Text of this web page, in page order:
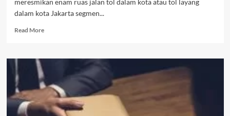
dalam kota Jakarta segmen...
Read MoreRead
Presiden
Widodo
Resmikan
Enam
Ruas